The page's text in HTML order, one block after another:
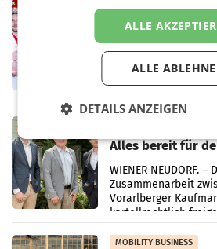
Penny
Ober- und
WIENER NEUDORF. –
laufenden
erneuert Penny zwei
in Haag sowie im rund
Alles bereit für
Albrecht setzt ab
WIENER NEUDORF.
Zusammenarbeit
Vorarlberger
kartellrechtlich
Bundeskartellanwalt
MOBILITY BUSINESS
ALLE
ALLE
DETAILS ANZEIGEN